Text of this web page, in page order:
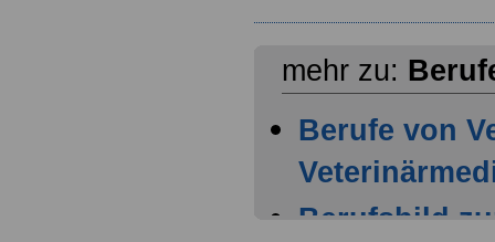
mehr zu:
Berufe von
Berufsbild